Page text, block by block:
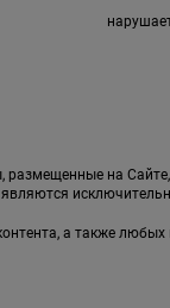
размещенные на
являются
а также